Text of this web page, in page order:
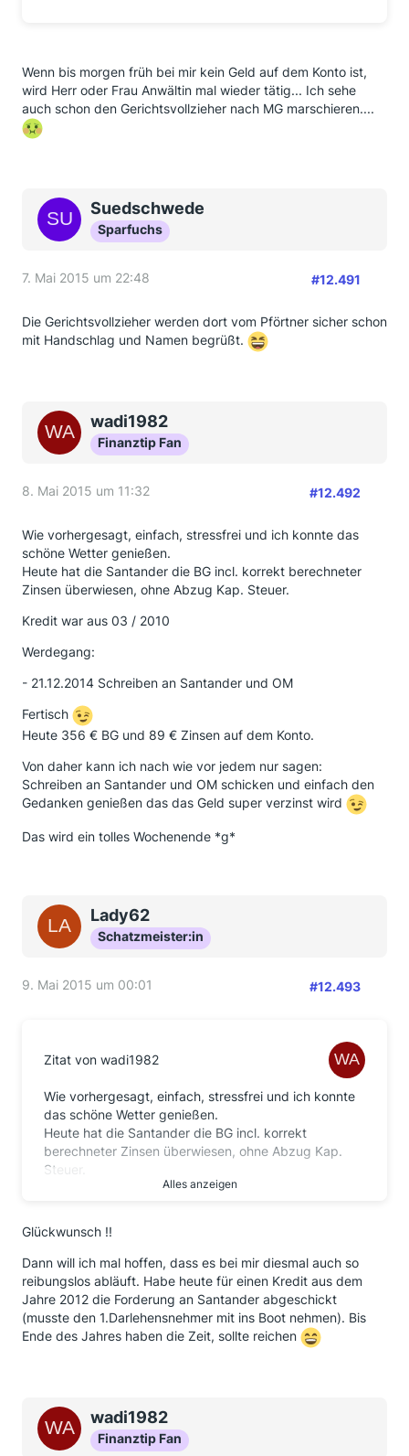
Wenn bis morgen früh bei mir kein Geld auf dem Konto ist,
wird Herr oder Frau Anwältin mal wieder tätig... Ich sehe
auch schon den Gerichtsvollzieher nach MG marschieren....
Suedschwede
Sparfuchs
7. Mai 2015 um 22:48 #12.491
Die Gerichtsvollzieher werden dort vom Pförtner sicher schon
mit Handschlag und Namen begrüßt.
wadi1982
Finanztip Fan
8. Mai 2015 um 11:32 #12.492
Wie vorhergesagt, einfach, stressfrei und ich konnte das
schöne Wetter genießen.
Heute hat die Santander die BG incl. korrekt berechneter
Zinsen überwiesen, ohne Abzug Kap. Steuer.
Kredit war aus 03 / 2010
Werdegang:
- 21.12.2014 Schreiben an Santander und OM
Fertisch
Heute 356 € BG und 89 € Zinsen auf dem Konto.
Von daher kann ich nach wie vor jedem nur sagen:
Schreiben an Santander und OM schicken und einfach den
Gedanken genießen das das Geld super verzinst wird
Das wird ein tolles Wochenende *g*
Lady62
Schatzmeister:in
9. Mai 2015 um 00:01 #12.493
Zitat von wadi1982
Wie vorhergesagt, einfach, stressfrei und ich konnte
das schöne Wetter genießen.
Heute hat die Santander die BG incl. korrekt
berechneter Zinsen überwiesen, ohne Abzug Kap.
Steuer.
Werdegang:
- 21.12.2014 Schreiben an Santander und OM
Fertisch
Heute 356 € BG und 89 € Zinsen auf dem Konto.
Von daher kann ich nach wie vor jedem nur sagen:
Das wird ein tolles Wochenende *g*
Alles anzeigen
Glückwunsch !!
Dann will ich mal hoffen, dass es bei mir diesmal auch so
reibungslos abläuft. Habe heute für einen Kredit aus dem
Jahre 2012 die Forderung an Santander abgeschickt
(musste den 1.Darlehensnehmer mit ins Boot nehmen). Bis
Ende des Jahres haben die Zeit, sollte reichen
wadi1982
Finanztip Fan